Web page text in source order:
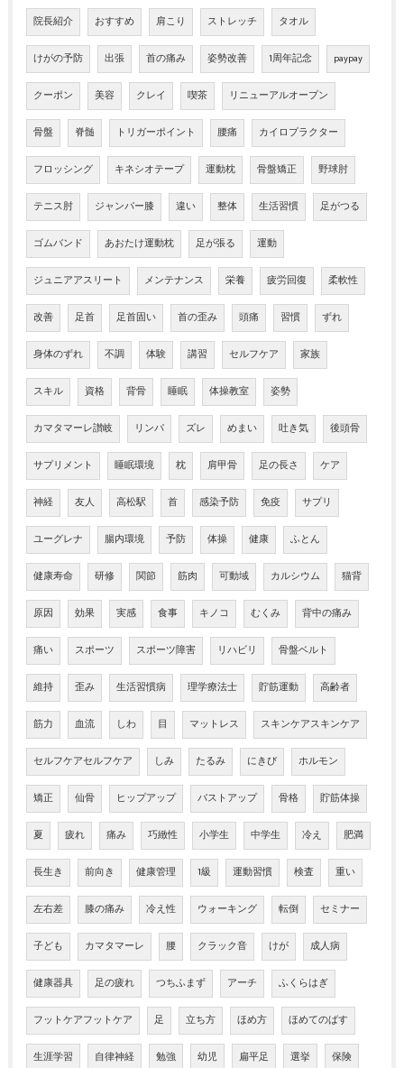
院長紹介 おすすめ 肩こり ストレッチ タオル
けがの予防 出張 首の痛み 姿勢改善 1周年記念 paypay
クーポン 美容 クレイ 喫茶 リニューアルオープン
骨盤 脊髄 トリガーポイント 腰痛 カイロプラクター
フロッシング キネシオテープ 運動枕 骨盤矯正 野球肘
テニス肘 ジャンパー膝 違い 整体 生活習慣 足がつる
ゴムバンド あおたけ運動枕 足が張る 運動
ジュニアアスリート メンテナンス 栄養 疲労回復 柔軟性
改善 足首 足首固い 首の歪み 頭痛 習慣 ずれ
身体のずれ 不調 体験 講習 セルフケア 家族
スキル 資格 背骨 睡眠 体操教室 姿勢
カマタマーレ讃岐 リンパ ズレ めまい 吐き気 後頭骨
サプリメント 睡眠環境 枕 肩甲骨 足の長さ ケア
神経 友人 高松駅 首 感染予防 免疫 サプリ
ユーグレナ 腸内環境 予防 体操 健康 ふとん
健康寿命 研修 関節 筋肉 可動域 カルシウム 猫背
原因 効果 実感 食事 キノコ むくみ 背中の痛み
痛い スポーツ スポーツ障害 リハビリ 骨盤ベルト
維持 歪み 生活習慣病 理学療法士 貯筋運動 高齢者
筋力 血流 しわ 目 マットレス スキンケアスキンケア
セルフケアセルフケア しみ たるみ にきび ホルモン
矯正 仙骨 ヒップアップ バストアップ 骨格 貯筋体操
夏 疲れ 痛み 巧緻性 小学生 中学生 冷え 肥満
長生き 前向き 健康管理 1級 運動習慣 検査 重い
左右差 膝の痛み 冷え性 ウォーキング 転倒 セミナー
子ども カマタマーレ 腰 クラック音 けが 成人病
健康器具 足の疲れ つちふまず アーチ ふくらはぎ
フットケアフットケア 足 立ち方 ほめ方 ほめてのばす
生涯学習 自律神経 勉強 幼児 扁平足 選挙 保険